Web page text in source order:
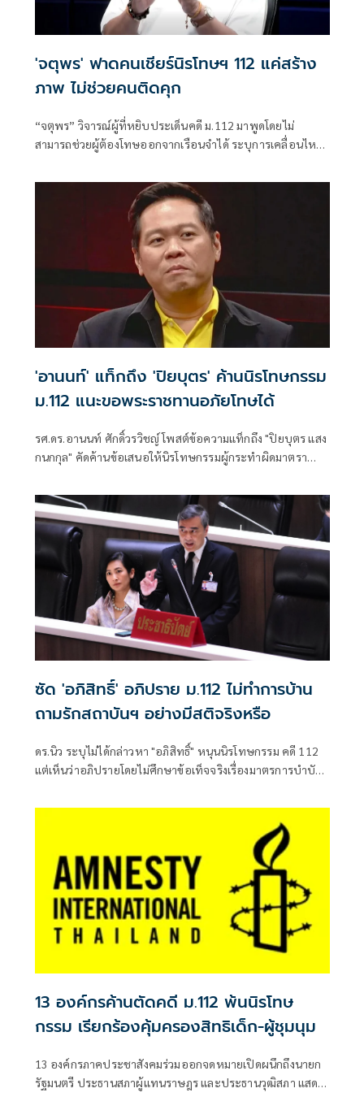
'จตุพร' ฟาดคนเชียร์นิรโทษฯ 112 แค่สร้าง
ภาพ ไม่ช่วยคนติดคุก
“จตุพร” วิจารณ์ผู้ที่หยิบประเด็นคดี ม.112 มาพูดโดยไม่
สามารถช่วยผู้ต้องโทษออกจากเรือนจำได้ ระบุการเคลื่อนไหว
พระราชทานอภัยโทษเป็นทางเลือกที่มีโอกาสมากที่สุด
'อานนท์' แท็กถึง 'ปิยบุตร' ค้านนิรโทษกรรม
ม.112 แนะขอพระราชทานอภัยโทษได้
รศ.ดร.อานนท์ ศักดิ์วรวิชญ์ โพสต์ข้อความแท็กถึง "ปิยบุตร แสง
กนกกุล" คัดค้านข้อเสนอให้นิรโทษกรรมผู้กระทำผิดมาตรา
ซัด 'อภิสิทธิ์' อภิปราย ม.112 ไม่ทำการบ้าน
ถามรักสถาบันฯ อย่างมีสติจริงหรือ
ดร.นิว ระบุไม่ได้กล่าวหา "อภิสิทธิ์" หนุนนิรโทษกรรม คดี 112
แต่เห็นว่าอภิปรายโดยไม่ศึกษาข้อเท็จจริงเรื่องมาตรการบำบัด
13 องค์กรค้านตัดคดี ม.112 พ้นนิรโทษ
กรรม เรียกร้องคุ้มครองสิทธิเด็ก-ผู้ชุมนุม
13 องค์กรภาคประชาสังคมร่วมออกจดหมายเปิดผนึกถึงนายก
รัฐมนตรี ประธานสภาผู้แทนราษฎร และประธานวุฒิสภา แสดง